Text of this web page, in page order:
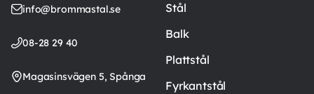
info@brommastal.se
08-28 29 40
Magasinsvägen 5, Spånga
Stål
Balk
Plattstål
Fyrkantstål